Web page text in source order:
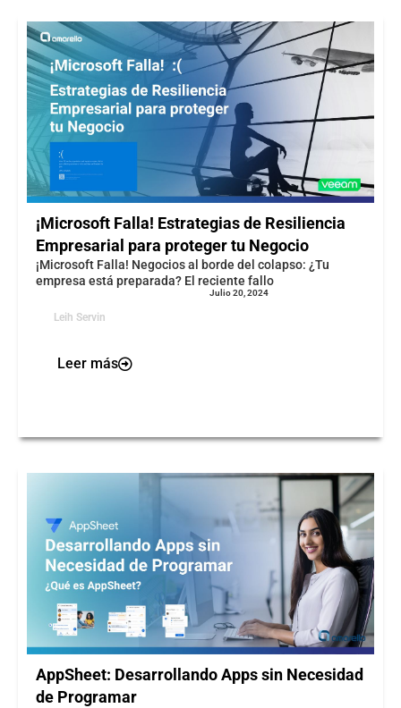
¡Microsoft Falla! Estrategias de Resiliencia
Empresarial para proteger tu Negocio
¡Microsoft Falla! Negocios al borde del colapso: ¿Tu
empresa está preparada? El reciente fallo
Leih Servin
Julio 20, 2024
Leer más
AppSheet: Desarrollando Apps sin Necesidad
de Programar